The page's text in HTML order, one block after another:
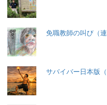
免職教師の叫び（連
サバイバー日本版